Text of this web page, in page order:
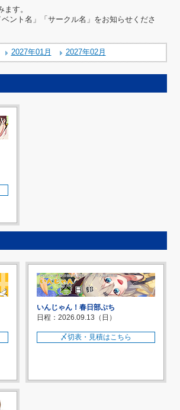
す。
ント名」「サークル名」をお知らせくださ
2027年01月 2027年02月
いんじゃん！春日部ぷち
日程：2026.09.13（日）
〆切表・見積はこちら